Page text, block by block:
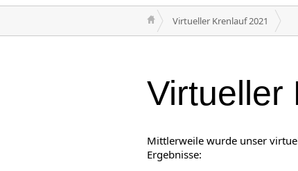
Virtueller Krenlauf 2021
Virtueller
Mittlerweile wurde unser
Ergebnisse: